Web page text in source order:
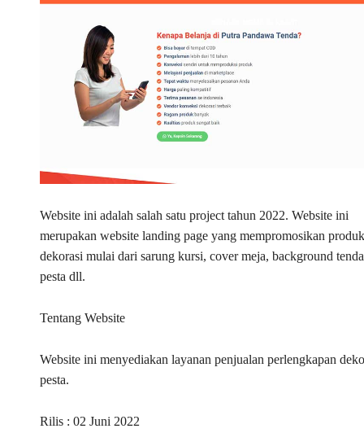
Website ini adalah salah satu project tahun 2022. Website ini
merupakan website landing page yang mempromosikan
dekorasi mulai dari sarung kursi, cover meja, background tenda
pesta dll.
Tentang Website
Website ini menyediakan layanan penjualan perlengkapan
pesta.
Rilis : 02 Juni 2022